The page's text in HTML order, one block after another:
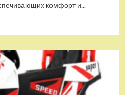
комфорт и...